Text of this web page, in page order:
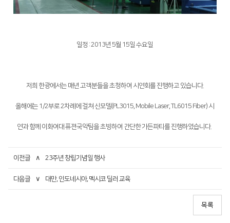
일정 : 2013년 5월 15일 수요일
저희 한광에서는 매년 고객분들을 초청하여 시연회를 진행하고 있습니다.
올해에는 1/2부로 2차례에 걸쳐 신모델(PL3015, Mobile Laser, TL6015 Fiber) 시
연과 함께 이화여대 퓨젼국악팀을 초빙하여 간단한 가든파티를 진행하였습니다.
이전글 ∧ 23주년 창립기념일 행사
다음글 ∨ 대만, 인도네시아, 멕시코 딜러 교육